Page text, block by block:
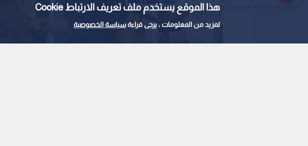
هذا الموقع يستخدم ملف تعريف الارتباط Cookie
لمزيد من المعلومات ، يرجى قراءةسياسة الخصوصية